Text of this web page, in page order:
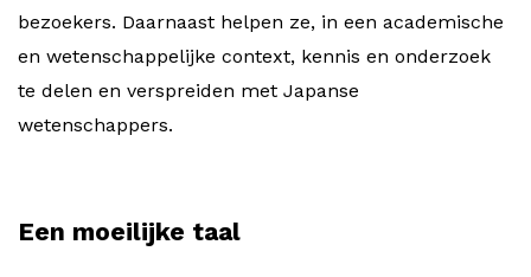
bezoekers. Daarnaast helpen ze, in een academische
en wetenschappelijke context, kennis en onderzoek
te delen en verspreiden met Japanse
wetenschappers.
Een moeilijke taal